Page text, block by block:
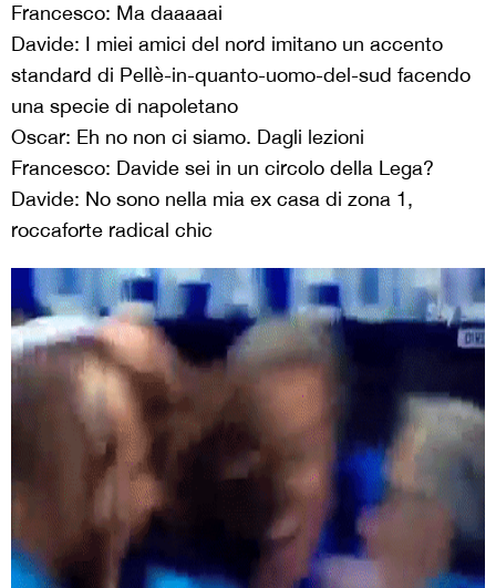
Francesco: Ma daaaaai
Davide: I miei amici del nord imitano un accento
standard di Pellè-in-quanto-uomo-del-sud facendo
una specie di napoletano
Oscar: Eh no non ci siamo. Dagli lezioni
Francesco: Davide sei in un circolo della Lega?
Davide: No sono nella mia ex casa di zona 1,
roccaforte radical chic